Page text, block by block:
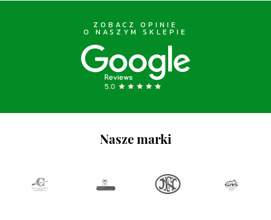
ZOBACZ OPINIE
O NASZYM SKLEPIE
Nasze marki